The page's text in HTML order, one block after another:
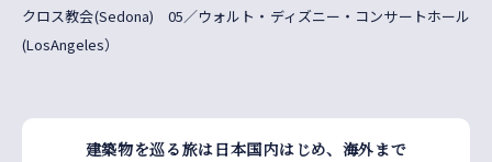
クロス教会(Sedona) 05／ウォルト・ディズニー・コンサートホール
(LosAngeles）
建築物を巡る旅は日本国内はじめ、海外まで